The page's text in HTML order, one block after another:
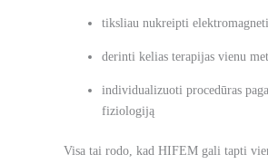
tiksliau nukreipti
derinti kelias terapijas vienu
individualizuoti procedūras
fiziologiją
Visa tai rodo, kad HIFEM gali tapti